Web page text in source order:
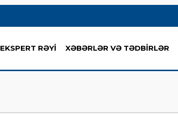
EKSPERT RƏYİ XƏBƏRLƏR VƏ TƏDBİRLƏR